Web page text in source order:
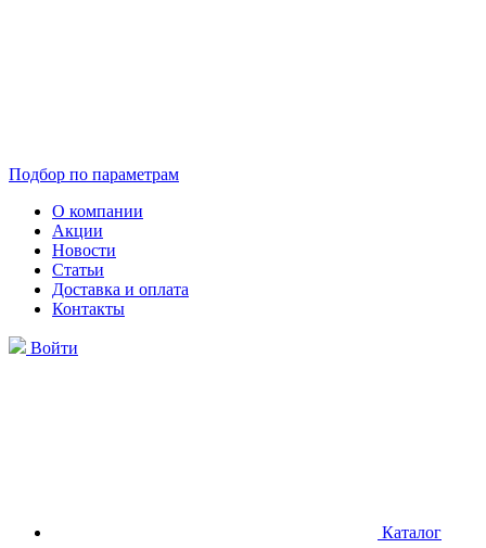
Подбор по параметрам
О компании
Акции
Новости
Статьи
Доставка и оплата
Контакты
Войти
Каталог